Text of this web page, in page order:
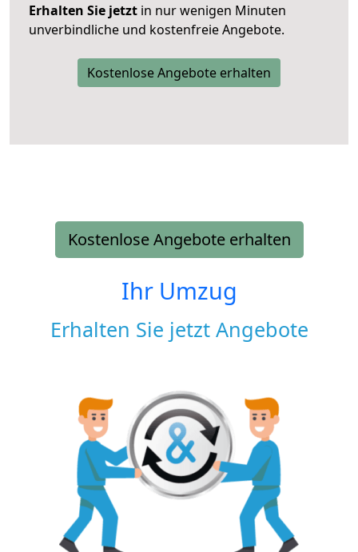
Erhalten Sie jetzt in nur wenigen Minuten
unverbindliche und kostenfreie Angebote.
Kostenlose Angebote erhalten
Kostenlose Angebote erhalten
Ihr Umzug
Erhalten Sie jetzt Angebote